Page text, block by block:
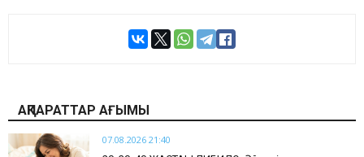
АҚПАРАТТАР АҒЫМЫ
07.08.2026 21:40